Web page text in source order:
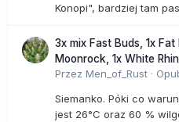
Konopi", bardziej tam
3x mix Fast Buds, 1x
Moonrock, 1x White
Przez Men_of_Rust ·
Siemanko. Póki co
jest 26°C oraz 60 %